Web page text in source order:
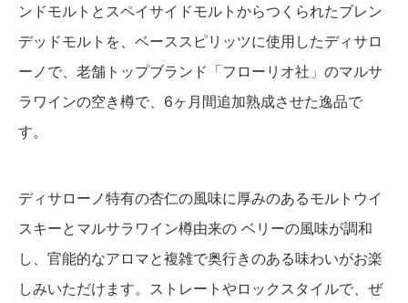
ンドモルトとスペイサイドモルトからつくられたブレン
デッドモルトを、ベーススピリッツに使用したディサロ
ーノで、老舗トップブランド「フローリオ社」のマルサ
ラワインの空き樽で、6ヶ月間追加熟成させた逸品で
す。
ディサローノ特有の杏仁の風味に厚みのあるモルトウイ
スキーとマルサラワイン樽由来の ベリーの風味が調和
し、官能的なアロマと複雑で奥行きのある味わいがお楽
しみいただけます。ストレートやロックスタイルで、ぜ